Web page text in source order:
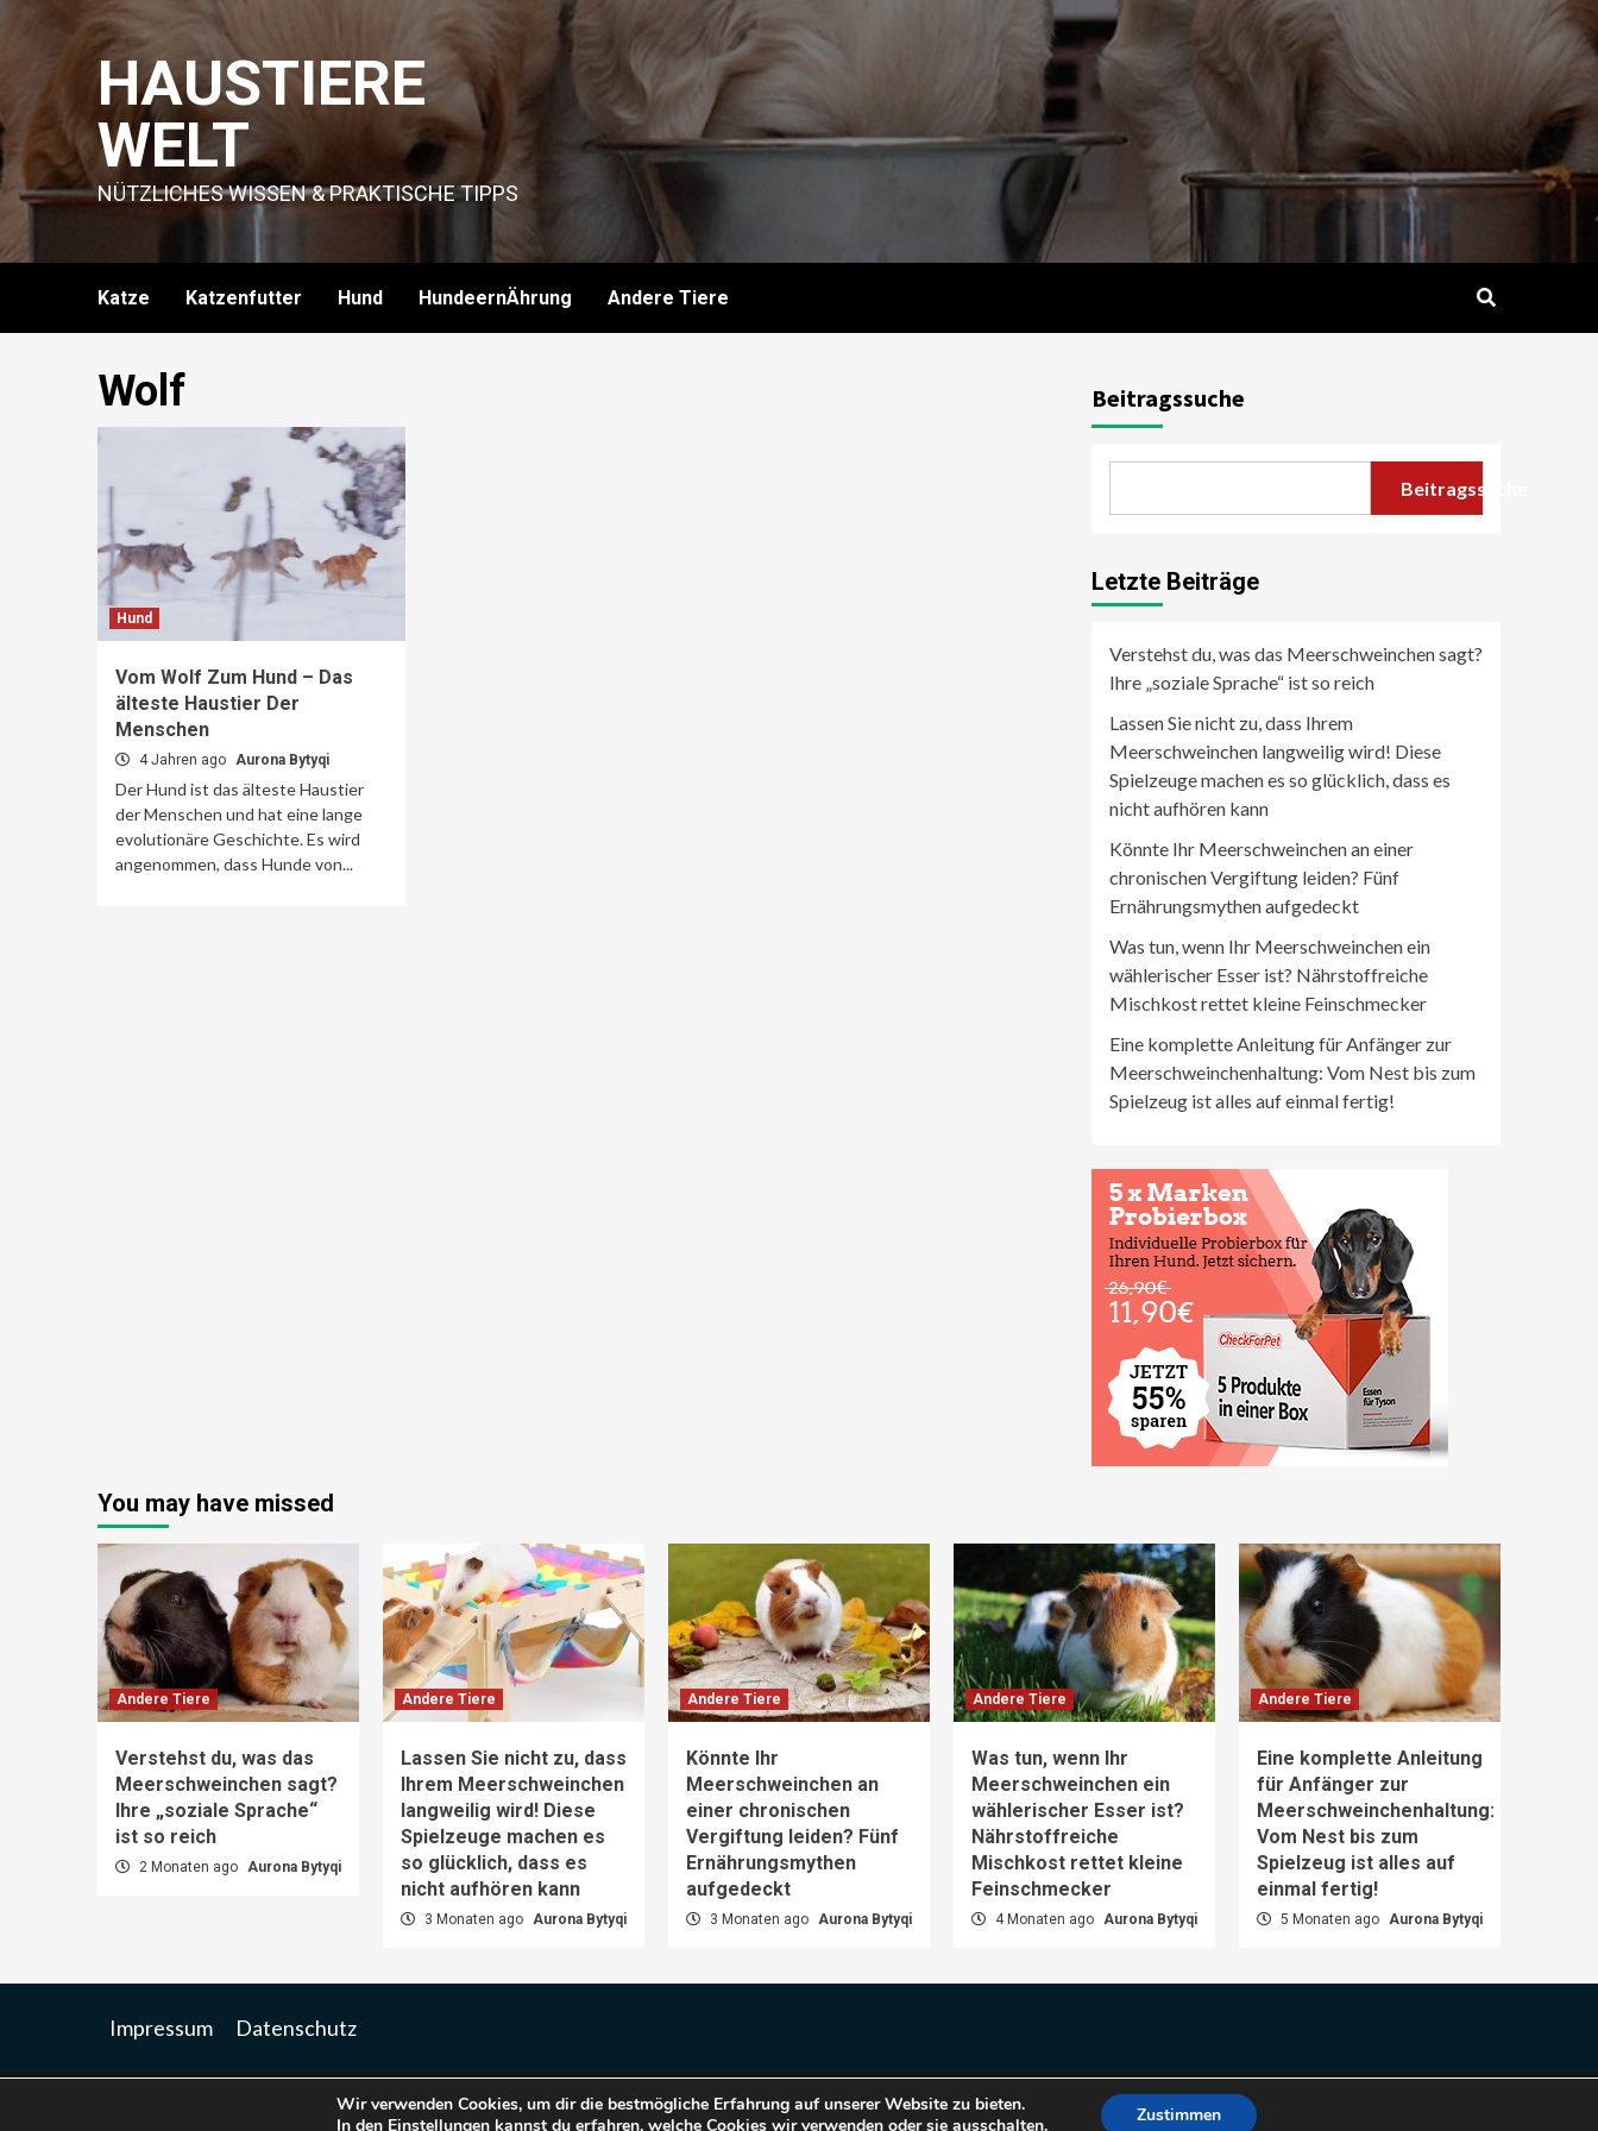
content
HAUSTIERE
WELT
NÜTZLICHES WISSEN & PRAKTISCHE TIPPS
Katze Katzenfutter Hund HundeernÄhrung Andere Tiere
Wolf
Hund
Vom Wolf Zum Hund – Das
älteste Haustier Der
Menschen
4 Jahren ago Aurona Bytyqi
Der Hund ist das älteste Haustier
der Menschen und hat eine lange
evolutionäre Geschichte. Es wird
angenommen, dass Hunde von...
Beitragssuche
Beitragssuche
Letzte Beiträge
Verstehst du, was das Meerschweinchen sagt?
Ihre „soziale Sprache“ ist so reich
Lassen Sie nicht zu, dass Ihrem
Meerschweinchen langweilig wird! Diese
Spielzeuge machen es so glücklich, dass es
nicht aufhören kann
Könnte Ihr Meerschweinchen an einer
chronischen Vergiftung leiden? Fünf
Ernährungsmythen aufgedeckt
Was tun, wenn Ihr Meerschweinchen ein
wählerischer Esser ist? Nährstoffreiche
Mischkost rettet kleine Feinschmecker
Eine komplette Anleitung für Anfänger zur
Meerschweinchenhaltung: Vom Nest bis zum
Spielzeug ist alles auf einmal fertig!
You may have missed
Andere Tiere
Verstehst du, was das
Meerschweinchen sagt?
Ihre „soziale Sprache“
ist so reich
2 Monaten ago Aurona Bytyqi
Andere Tiere
Lassen Sie nicht zu, dass
Ihrem Meerschweinchen
langweilig wird! Diese
Spielzeuge machen es
so glücklich, dass es
nicht aufhören kann
3 Monaten ago Aurona Bytyqi
Andere Tiere
Könnte Ihr
Meerschweinchen an
einer chronischen
Vergiftung leiden? Fünf
Ernährungsmythen
aufgedeckt
3 Monaten ago Aurona Bytyqi
Andere Tiere
Was tun, wenn Ihr
Meerschweinchen ein
wählerischer Esser ist?
Nährstoffreiche
Mischkost rettet kleine
Feinschmecker
4 Monaten ago Aurona Bytyqi
Andere Tiere
Eine komplette Anleitung
für Anfänger zur
Meerschweinchenhaltung:
Vom Nest bis zum
Spielzeug ist alles auf
einmal fertig!
5 Monaten ago Aurona Bytyqi
Impressum Datenschutz
Copyright © 2025 Haustiere Welt.|CoverNewsby AF themes.
Wir verwenden Cookies, um dir die bestmögliche Erfahrung auf unserer Website zu bieten.
In den Einstellungen kannst du erfahren, welche Cookies wir verwenden oder sie ausschalten. Zustimmen